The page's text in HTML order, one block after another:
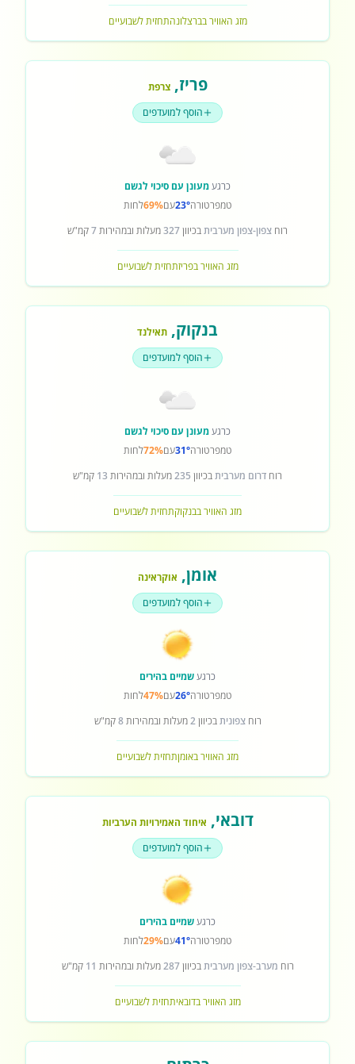
מזג האוויר בברצלונהתחזית לשבועיים
פריז,צרפת
הוסף למועדפים
כרגעמעונן עם סיכוי לגשם
טמפרטורה23°עם69%לחות
רוח צפון-צפון מערביתבכיוון327מעלות ובמהירות7קמ"ש
מזג האוויר בפריזתחזית לשבועיים
בנקוק, תאילנד
הוסף למועדפים
כרגעמעונן עם סיכוי לגשם
טמפרטורה31°עם72%לחות
רוח דרום מערביתבכיוון 235מעלות ובמהירות 13 קמ"ש
מזג האוויר בבנקוקתחזית לשבועיים
אומן, אוקראינה
הוסף למועדפים
כרגעשמיים בהירים
טמפרטורה26°עם47%לחות
רוחצפוניתבכיוון2מעלות ובמהירות8קמ"ש
מזג האוויר באומןתחזית לשבועיים
דובאי, איחוד האמירויות הערביות
הוסף למועדפים
כרגעשמיים בהירים
טמפרטורה41°עם29%לחות
רוח מערב-צפון מערביתבכיוון287מעלות ובמהירות 11 קמ"ש
מזג האוויר בדובאיתחזית לשבועיים